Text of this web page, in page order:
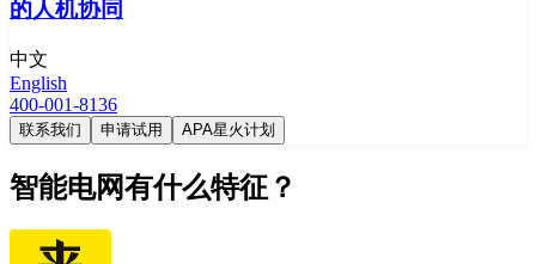
中文
English
400-001-8136
联系我们 申请试用 APA星火计划
智能电网有什么特征？